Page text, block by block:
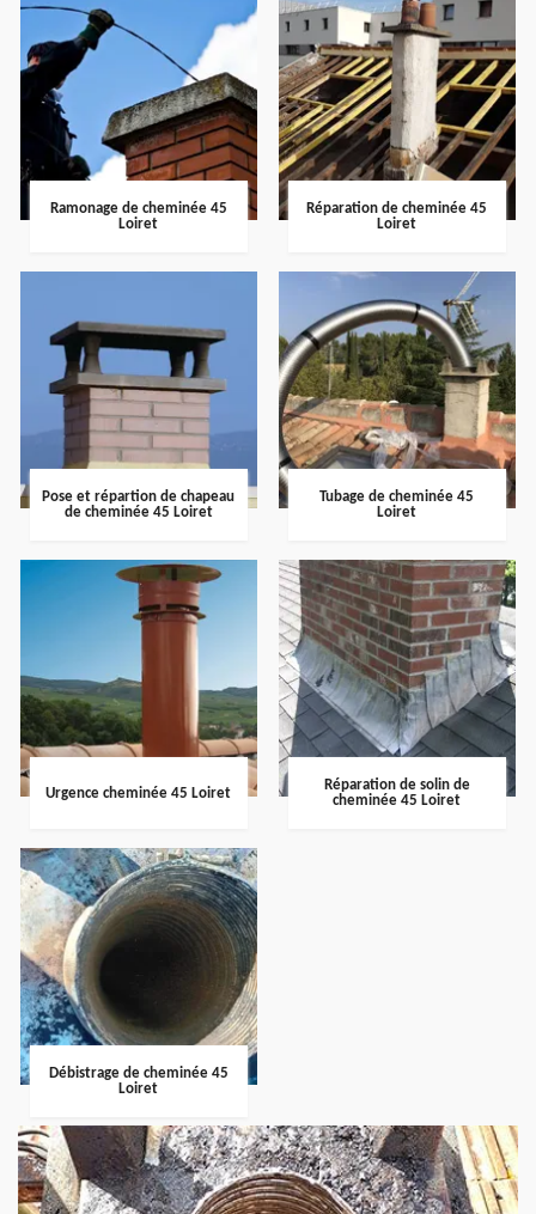
Ramonage de cheminée 45
Loiret
Réparation de cheminée 45
Loiret
Pose et répartion de chapeau
de cheminée 45 Loiret
Tubage de cheminée 45
Loiret
Urgence cheminée 45 Loiret
Réparation de solin de
cheminée 45 Loiret
Débistrage de cheminée 45
Loiret